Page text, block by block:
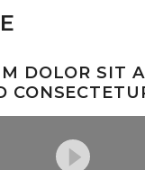
DOLOR SIT